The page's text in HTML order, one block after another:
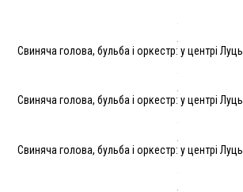
Свиняча голова, бульба і оркестр: у центрі
Свиняча голова, бульба і оркестр: у центрі
Свиняча голова, бульба і оркестр: у центрі